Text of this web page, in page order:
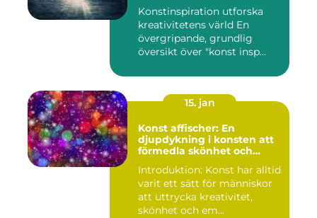
Konstinspiration utforska
kreativitetens värld En
övergripande, grundlig
översikt över "konst insp...
15. jan
Konst affischer: En
djupdykning i konsten att
förmedla skönhet och
Introduktion: Konst har alltid
varit ett sätt för människor
att uttrycka kreativitet,
skönhet och em...